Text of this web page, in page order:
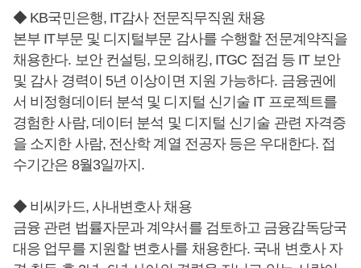
◆ KB국민은행, IT감사 전문직무직원 채용
본부 IT부문 및 디지털부문 감사를 수행할 전문계약직을
채용한다. 보안 컨설팅, 모의해킹, ITGC 점검 등 IT 보안
및 감사 경력이 5년 이상이면 지원 가능하다. 금융권에
서 비정형데이터 분석 및 디지털 신기술 IT 프로젝트를
경험한 사람, 데이터 분석 및 디지털 신기술 관련 자격증
을 소지한 사람, 전산학 계열 전공자 등은 우대한다. 접
수기간은 8월3일까지.
◆ 비씨카드, 사내변호사 채용
금융 관련 법률자문과 계약서를 검토하고 금융감독당국
대응 업무를 지원할 변호사를 채용한다. 국내 변호사 자